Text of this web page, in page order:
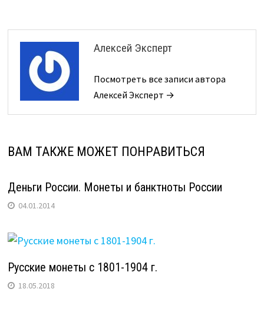
Алексей Эксперт
Посмотреть все записи автора
Алексей Эксперт →
ВАМ ТАКЖЕ МОЖЕТ ПОНРАВИТЬСЯ
Деньги России. Монеты и банктноты России
04.01.2014
Русские монеты с 1801-1904 г.
18.05.2018